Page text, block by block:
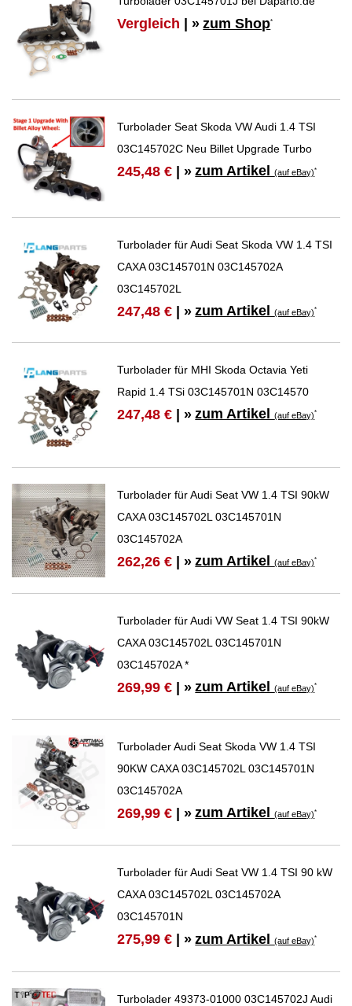
Vergleich | » zum Shop*
Turbolader Seat Skoda VW Audi 1.4 TSI
03C145702C Neu Billet Upgrade Turbo
245,48 € | » zum Artikel(auf eBay)*
Turbolader für Audi Seat Skoda VW 1.4 TSI
CAXA 03C145701N 03C145702A
03C145702L
247,48 € | » zum Artikel(auf eBay)*
Turbolader für MHI Skoda Octavia Yeti
Rapid 1.4 TSi 03C145701N 03C14570
247,48 € | » zum Artikel(auf eBay)*
Turbolader für Audi Seat VW 1.4 TSI 90kW
CAXA 03C145702L 03C145701N
03C145702A
262,26 € | » zum Artikel(auf eBay)*
Turbolader für Audi VW Seat 1.4 TSI 90kW
CAXA 03C145702L 03C145701N
03C145702A *
269,99 € | » zum Artikel(auf eBay)*
Turbolader Audi Seat Skoda VW 1.4 TSI
90KW CAXA 03C145702L 03C145701N
03C145702A
269,99 € | » zum Artikel(auf eBay)*
Turbolader für Audi Seat VW 1.4 TSI 90 kW
CAXA 03C145702L 03C145702A
03C145701N
275,99 € | » zum Artikel(auf eBay)*
Turbolader 49373-01000 03C145702J Audi